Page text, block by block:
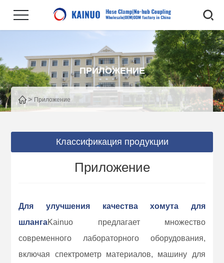
ПРИЛОЖЕНИЕ
> Приложение
Классификация продукции
Приложение
Для улучшения качества хомута для
шлангаKainuo предлагает множество
современного лабораторного оборудования,
включая спектрометр материалов, машину для